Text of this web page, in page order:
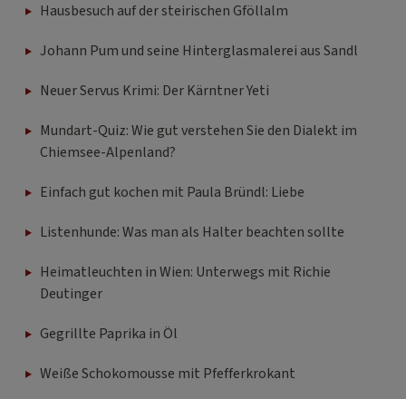
Hausbesuch auf der steirischen Gföllalm
Johann Pum und seine Hinterglasmalerei aus Sandl
Neuer Servus Krimi: Der Kärntner Yeti
Mundart-Quiz: Wie gut verstehen Sie den Dialekt im
Chiemsee-Alpenland?
Einfach gut kochen mit Paula Bründl: Liebe
Listenhunde: Was man als Halter beachten sollte
Heimatleuchten in Wien: Unterwegs mit Richie
Deutinger
Gegrillte Paprika in Öl
Weiße Schokomousse mit Pfefferkrokant